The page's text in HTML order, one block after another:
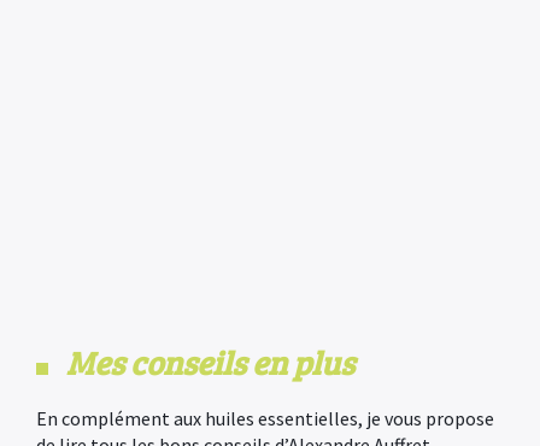
Mes conseils en plus
En complément aux huiles essentielles, je vous propose